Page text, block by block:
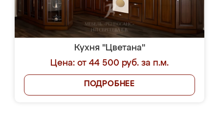
Кухня "Цветана"
Цена: от 44 500 руб. за п.м.
ПОДРОБНЕЕ